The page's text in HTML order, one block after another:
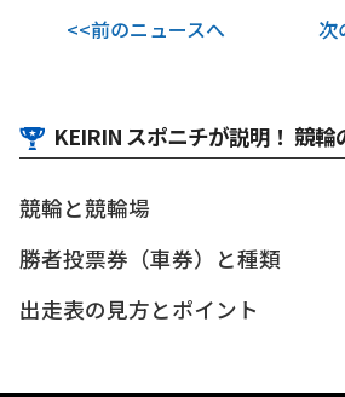
<<前のニュースへ 次
KEIRIN スポニチが説明！ 競輪
競輪と競輪場
勝者投票券（車券）と種類
出走表の見方とポイント